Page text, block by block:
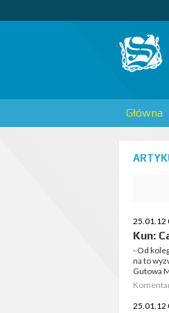
Główna
25.01.12
Kun:
- Od
na to
Gutowa
25.01.12